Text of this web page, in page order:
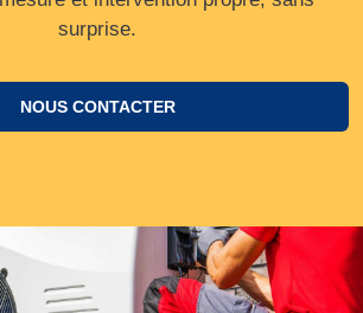
surprise.
NOUS CONTACTER